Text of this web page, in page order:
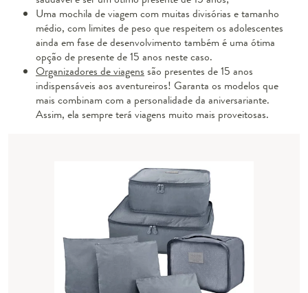
Uma mochila de viagem com muitas divisórias e tamanho
médio, com limites de peso que respeitem os adolescentes
ainda em fase de desenvolvimento também é uma ótima
opção de presente de 15 anos neste caso.
Organizadores de viagens são presentes de 15 anos
indispensáveis aos aventureiros! Garanta os modelos que
mais combinam com a personalidade da aniversariante.
Assim, ela sempre terá viagens muito mais proveitosas.